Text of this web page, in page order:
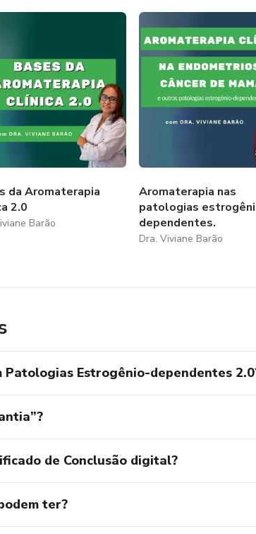
da Aromaterapia
2.0
Barão
Aromaterapia nas
patologias
dependentes.
Dra. Viviane Barão
Estrogênio-dependentes
de Conclusão digital?
ter?